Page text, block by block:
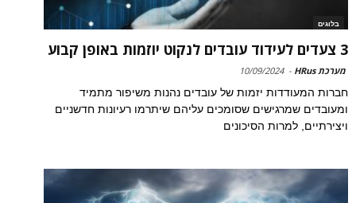
בלוגים
3 צעדים לעידוד עובדים לנקוט יוזמות באופן קבוע
מערכת HRus -
10/09/2024
חברות המעודדות יזמות של עובדים נהנות משיפור מתמיד
ומעובדים שמרגישים שסומכים עליהם שיתרמו רעיונות חדשניים
ויצירתיים, למרות הסיכונים